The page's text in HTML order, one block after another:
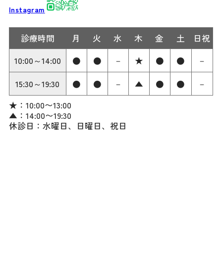
Instagram
診療時間 月 火 水 木 金 土
日祝
10:00～14:00
● ● － ★ ● ●
－
15:30～19:30
● ● － ▲ ● ●
－
★：10:00〜13:00
▲：14:00〜19:30
休診日：水曜日、日曜日、祝日